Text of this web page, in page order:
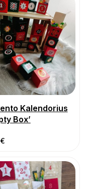
Kalendorius
Box’
€